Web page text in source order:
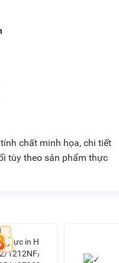
chất minh họa, chi tiết
tùy theo sản phẩm thực